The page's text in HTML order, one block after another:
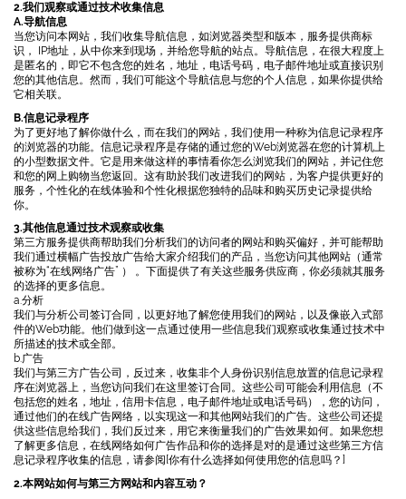
2.我们观察或通过技术收集信息
A.导航信息
当您访问本网站，我们收集导航信息，如浏览器类型和版本，服务提供商标
识， IP地址，从中你来到现场，并给您导航的站点。导航信息，在很大程度上
是匿名的，即它不包含您的姓名，地址，电话号码，电子邮件地址或直接识别
您的其他信息。然而，我们可能这个导航信息与您的个人信息，如果你提供给
它相关联。
B.信息记录程序
为了更好地了解你做什么，而在我们的网站，我们使用一种称为信息记录程序
的浏览器的功能。信息记录程序是存储的通过您的Web浏览器在您的计算机上
的小型数据文件。它是用来做这样的事情看你怎么浏览我们的网站，并记住您
和您的网上购物当您返回。这有助於我们改进我们的网站，为客户提供更好的
服务，个性化的在线体验和个性化根据您独特的品味和购买历史记录提供给
你。
3.其他信息通过技术观察或收集
第三方服务提供商帮助我们分析我们的访问者的网站和购买偏好，并可能帮助
我们通过横幅广告投放广告给大家介绍我们的产品，当您访问其他网站（通常
被称为“在线网络广告” ） 。下面提供了有关这些服务供应商，你必须就其服务
的选择的更多信息。
a.分析
我们与分析公司签订合同，以更好地了解您使用我们的网站，以及像嵌入式部
件的Web功能。他们做到这一点通过使用一些信息我们观察或收集通过技术中
所描述的技术或全部。
b.广告
我们与第三方广告公司，反过来，收集非个人身份识别信息放置的信息记录程
序在浏览器上，当您访问我们在这里签订合同。这些公司可能会利用信息（不
包括您的姓名，地址，信用卡信息，电子邮件地址或电话号码），您的访问，
通过他们的在线广告网络，以实现这一和其他网站我们的广告。这些公司还提
供这些信息给我们，我们反过来，用它来衡量我们的广告效果如何。如果您想
了解更多信息，在线网络如何广告作品和你的选择是对的是通过这些第三方信
息记录程序收集的信息，请参阅[你有什么选择如何使用您的信息吗？]
2.本网站如何与第三方网站和内容互动？